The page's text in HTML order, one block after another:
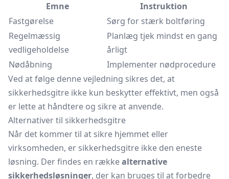
Emne
Instruktion
Fastgørelse
Sørg for stærk boltføring
Regelmæssig
vedligeholdelse
Planlæg tjek mindst en gang
årligt
Nødåbning
Implementer nødprocedure
Ved at følge denne vejledning sikres det, at
sikkerhedsgitre ikke kun beskytter effektivt, men også
er lette at håndtere og sikre at anvende.
Alternativer til sikkerhedsgitre
Når det kommer til at sikre hjemmet eller
virksomheden, er sikkerhedsgitre ikke den eneste
løsning. Der findes en rækkealternative
sikkerhedsløsninger, der kan bruges til at forbedre